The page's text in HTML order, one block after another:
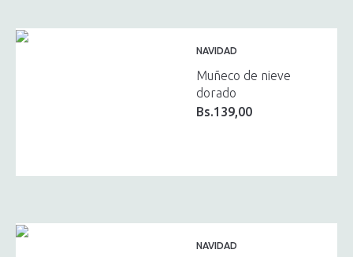
NAVIDAD
Muñeco de nieve
dorado
Bs.139,00
NAVIDAD